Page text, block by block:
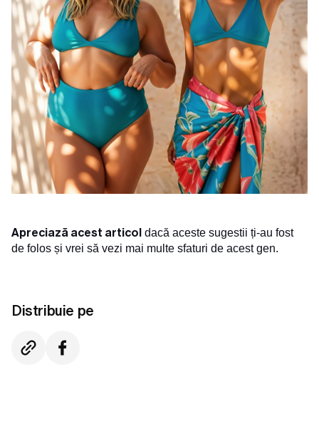
Apreciază acest articol dacă aceste sugestii ți-au fost
de folos și vrei să vezi mai multe sfaturi de acest gen.
Distribuie pe